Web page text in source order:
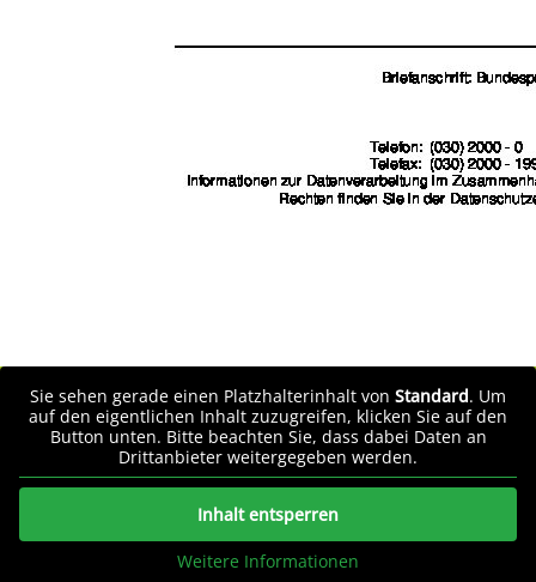
Sie sehen gerade einen Platzhalterinhalt von Standard. Um
auf den eigentlichen Inhalt zuzugreifen, klicken Sie auf den
Button unten. Bitte beachten Sie, dass dabei Daten an
Drittanbieter weitergegeben werden.
Inhalt entsperren
Weitere Informationen